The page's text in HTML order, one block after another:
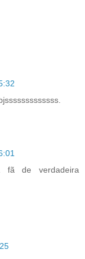
de verdadeira